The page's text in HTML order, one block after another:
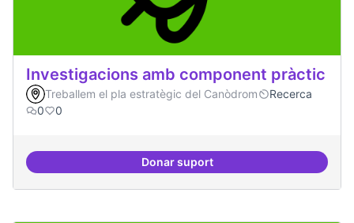
Investigacions amb component pràctic
Treballem el pla estratègic del Canòdrom
Recerca
0
0
Donar suportInvestigacions amb component